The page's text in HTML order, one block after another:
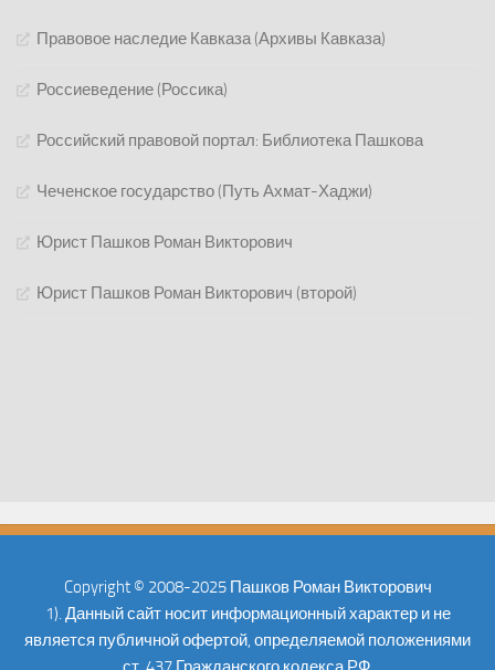
Правовое наследие Кавказа (Архивы Кавказа)
Россиеведение (Россика)
Российский правовой портал: Библиотека Пашкова
Чеченское государство (Путь Ахмат-Хаджи)
Юрист Пашков Роман Викторович
Юрист Пашков Роман Викторович (второй)
Copyright © 2008-2025 Пашков Роман Викторович
1). Данный сайт носит информационный характер и не
является публичной офертой, определяемой положениями